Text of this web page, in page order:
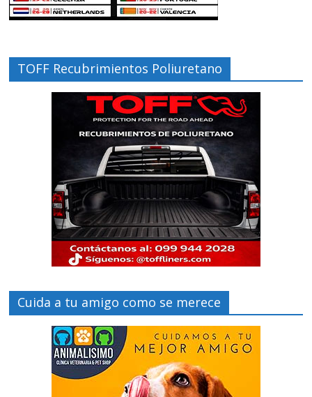
TOFF Recubrimientos Poliuretano
Cuida a tu amigo como se merece